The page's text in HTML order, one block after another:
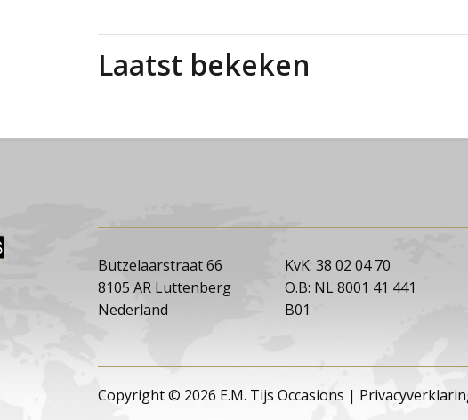
Laatst bekeken
Butzelaarstraat 66
8105 AR Luttenberg
Nederland
KvK: 38 02 04 70
O.B: NL 8001 41 441
B01
Copyright © 2026 E.M. Tijs Occasions |